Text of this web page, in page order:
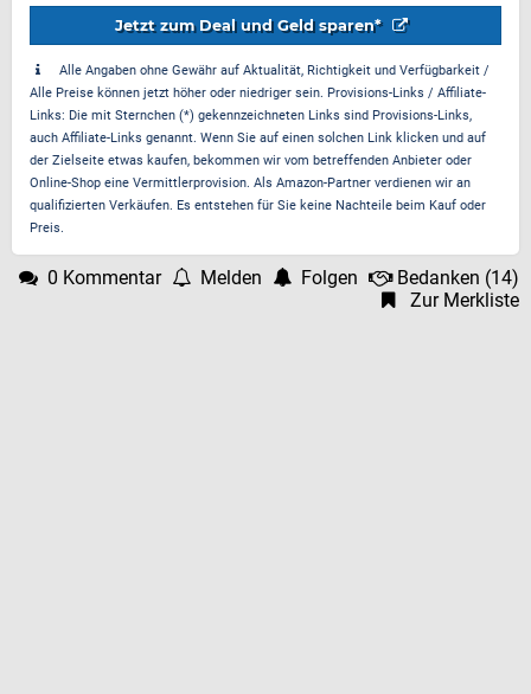
Jetzt zum Deal und Geld sparen*
Alle Angaben ohne Gewähr auf Aktualität, Richtigkeit und Verfügbarkeit /
Alle Preise können jetzt höher oder niedriger sein. Provisions-Links / Affiliate-
Links: Die mit Sternchen (*) gekennzeichneten Links sind Provisions-Links,
auch Affiliate-Links genannt. Wenn Sie auf einen solchen Link klicken und auf
der Zielseite etwas kaufen, bekommen wir vom betreffenden Anbieter oder
Online-Shop eine Vermittlerprovision. Als Amazon-Partner verdienen wir an
qualifizierten Verkäufen. Es entstehen für Sie keine Nachteile beim Kauf oder
Preis.
0 Kommentar Melden Folgen Bedanken (14)
Zur Merkliste